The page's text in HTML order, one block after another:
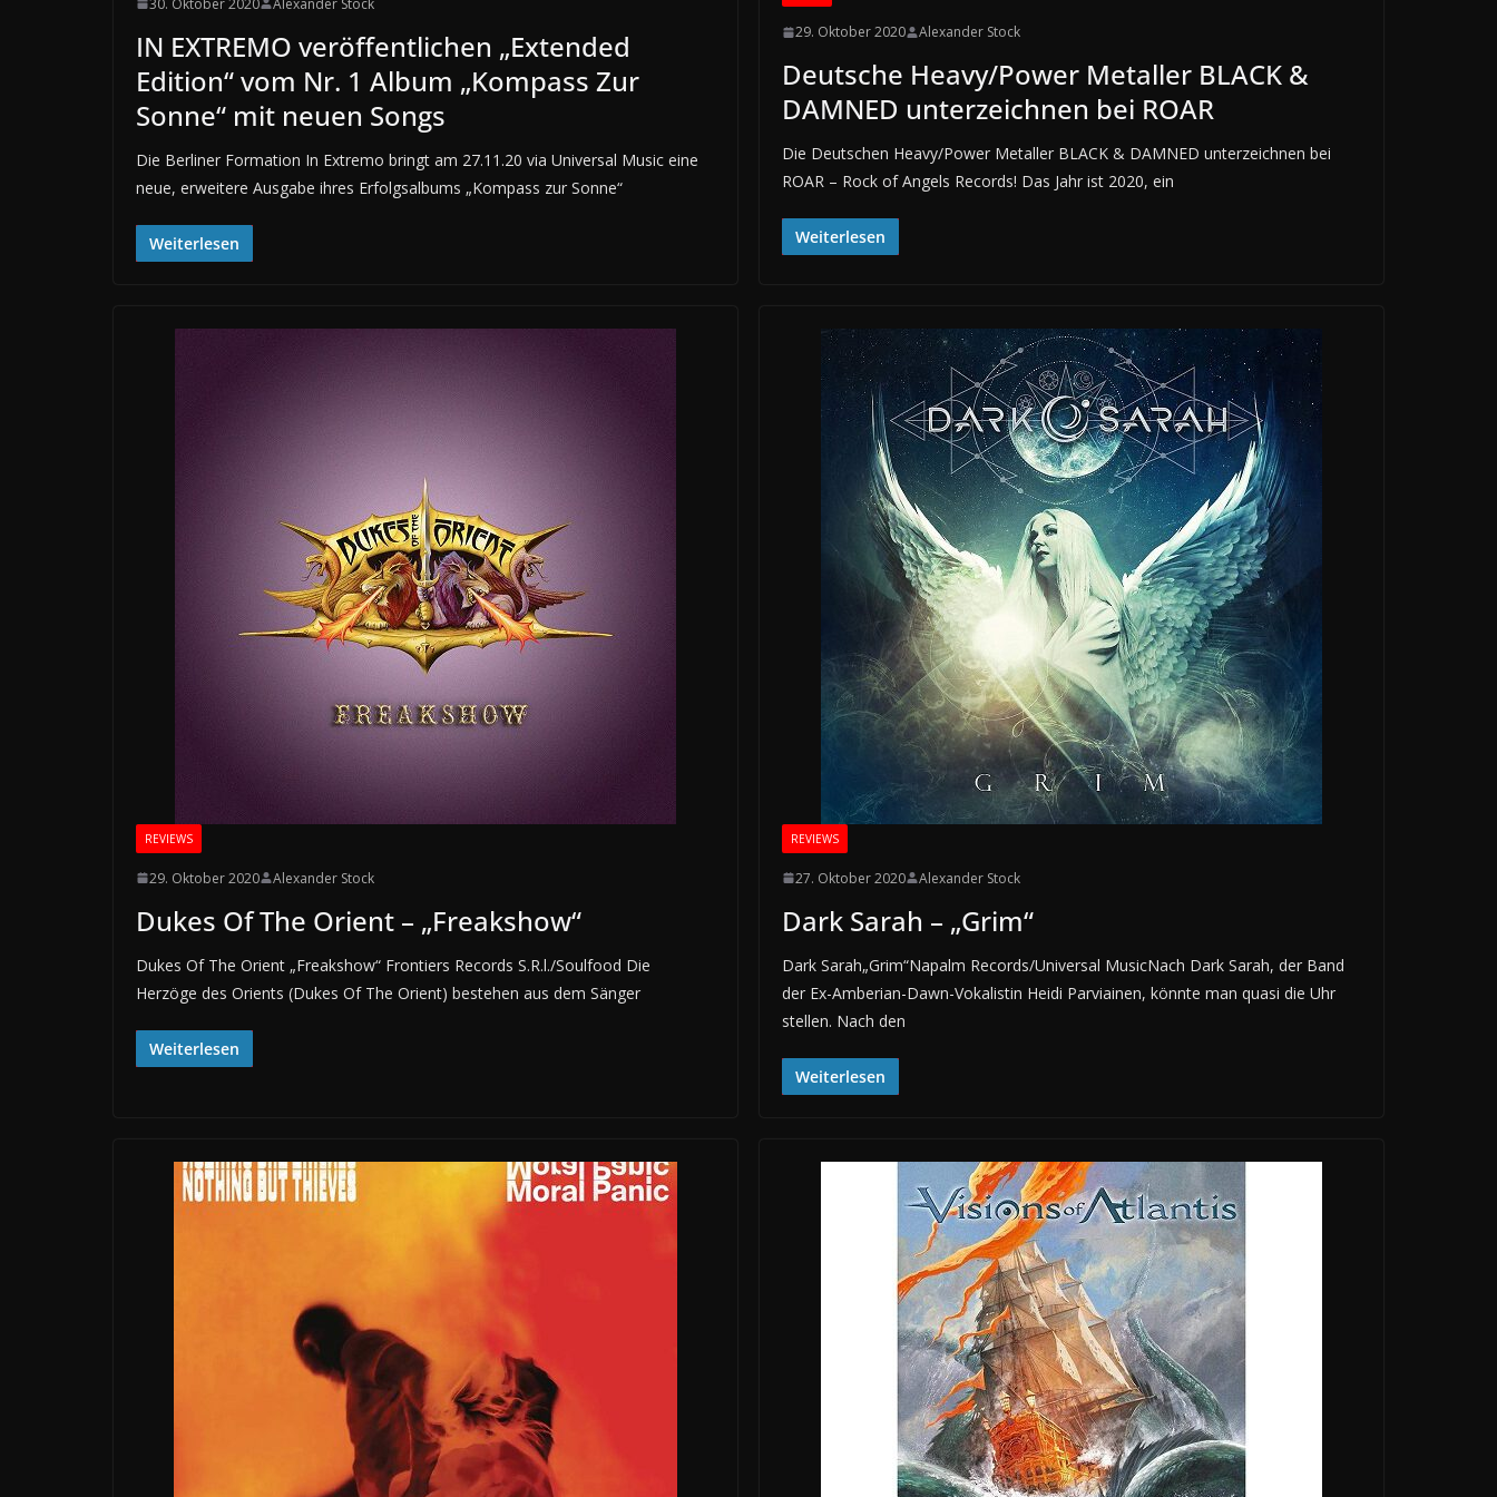
30. Oktober 2020 Alexander Stock
IN EXTREMO veröffentlichen „Extended
Edition“ vom Nr. 1 Album „Kompass Zur
Sonne“ mit neuen Songs
Die Berliner Formation In Extremo bringt am 27.11.20 via Universal Music eine
neue, erweitere Ausgabe ihres Erfolgsalbums „Kompass zur Sonne“
Weiterlesen
29. Oktober 2020 Alexander Stock
Deutsche Heavy/Power Metaller BLACK &
DAMNED unterzeichnen bei ROAR
Die Deutschen Heavy/Power Metaller BLACK & DAMNED unterzeichnen bei
ROAR – Rock of Angels Records! Das Jahr ist 2020, ein
Weiterlesen
REVIEWS
29. Oktober 2020 Alexander Stock
Dukes Of The Orient – „Freakshow“
Dukes Of The Orient „Freakshow“ Frontiers Records S.R.l./Soulfood Die
Herzöge des Orients (Dukes Of The Orient) bestehen aus dem Sänger
Weiterlesen
REVIEWS
27. Oktober 2020 Alexander Stock
Dark Sarah – „Grim“
Dark Sarah„Grim“Napalm Records/Universal MusicNach Dark Sarah, der Band
der Ex-Amberian-Dawn-Vokalistin Heidi Parviainen, könnte man quasi die Uhr
stellen. Nach den
Weiterlesen